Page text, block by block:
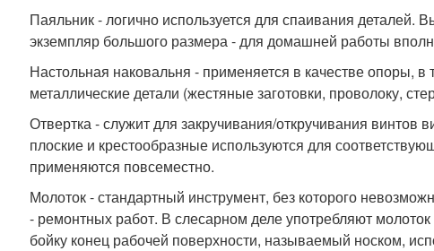
Паяльник - логично используется для спаивания деталей.
экземпляр большого размера - для домашней работы
Настольная наковальня - применяется в качестве опоры,
металлические детали (жестяные заготовки, проволоку,
Отвертка - служит для закручивания/откручивания винтов
плоские и крестообразные используются для
применяются повсеместно.
Молоток - стандартный инструмент, без которого
- ремонтных работ. В слесарном деле употребляют
бойку конец рабочей поверхности, называемый носком,